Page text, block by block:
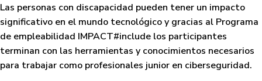
Las personas con discapacidad pueden tener un impacto
significativo en el mundo tecnológico y gracias al Programa
de empleabilidad IMPACT#include los participantes
terminan con las herramientas y conocimientos necesarios
para trabajar como profesionales junior en ciberseguridad.